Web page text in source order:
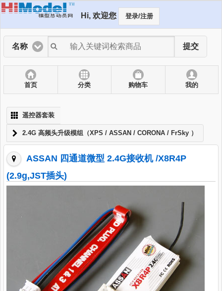
Hi, 欢迎您 登录/注册
名称 提交
首页 分类 购物车 我的
遥控器套装
2.4G 高频头升级模组（XPS / ASSAN / CORONA / FrSky ）
ASSAN 四通道微型 2.4G接收机 /X8R4P
(2.9g,JST插头)